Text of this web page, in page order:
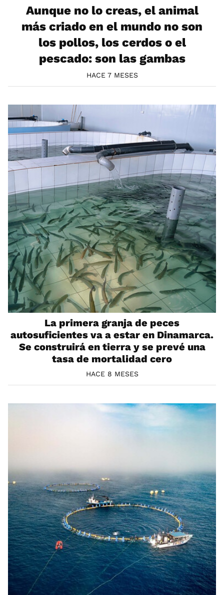
Aunque no lo creas, el animal
más criado en el mundo no son
los pollos, los cerdos o el
pescado: son las gambas
HACE 7 MESES
La primera granja de peces
autosuficientes va a estar en Dinamarca.
Se construirá en tierra y se prevé una
tasa de mortalidad cero
HACE 8 MESES